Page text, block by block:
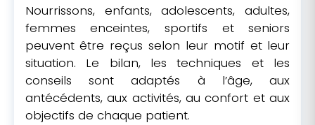
Nourrissons, enfants, adolescents, adultes,
femmes enceintes, sportifs et seniors
peuvent être reçus selon leur motif et leur
situation. Le bilan, les techniques et les
conseils sont adaptés à l’âge, aux
antécédents, aux activités, au confort et aux
objectifs de chaque patient.